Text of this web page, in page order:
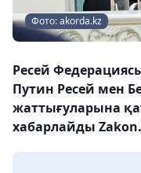
Фото: akorda.kz
Ресей
Путин Ресей мен
жаттығуларына
хабарлайды